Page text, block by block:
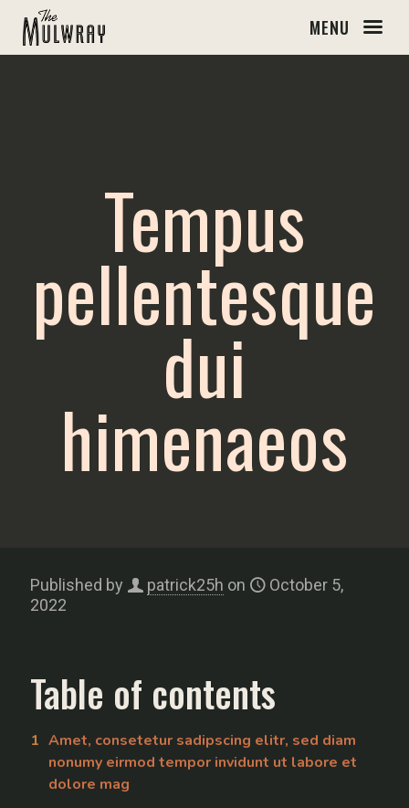
MENU
Tempus
pellentesque
dui
himenaeos
Published by patrick25h on
October 5,
2022
Table of contents
Amet, consetetur sadipscing elitr, sed diam
nonumy eirmod tempor invidunt ut labore et
dolore mag